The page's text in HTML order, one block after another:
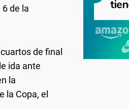
de la
de final
ida ante
la
la Copa, el